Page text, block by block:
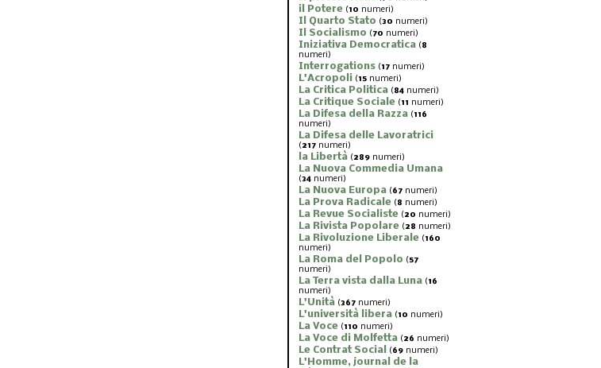
il Potere (10 numeri)
Il Quarto Stato (30 numeri)
Il Socialismo (70 numeri)
Iniziativa Democratica (8
numeri)
Interrogations (17 numeri)
L'Acropoli (15 numeri)
La Critica Politica (84 numeri)
La Critique Sociale (11 numeri)
La Difesa della Razza (116
numeri)
La Difesa delle Lavoratrici
(217 numeri)
la Libertà (289 numeri)
La Nuova Commedia Umana
(34 numeri)
La Nuova Europa (67 numeri)
La Prova Radicale (8 numeri)
La Revue Socialiste (20 numeri)
La Rivista Popolare (28 numeri)
La Rivoluzione Liberale (160
numeri)
La Roma del Popolo (57
numeri)
La Terra vista dalla Luna (16
numeri)
L'Unità (367 numeri)
L'università libera (10 numeri)
La Voce (110 numeri)
La Voce di Molfetta (26 numeri)
Le Contrat Social (69 numeri)
L'Homme, journal de la